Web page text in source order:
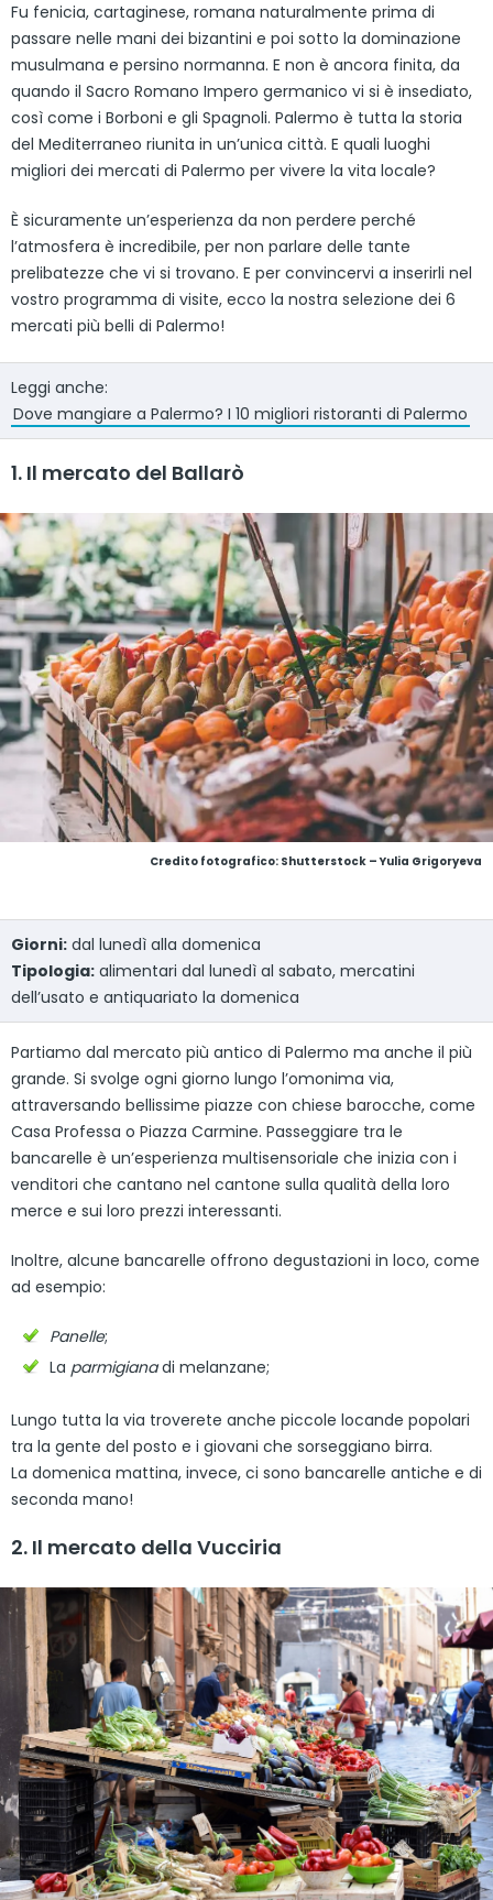
Fu fenicia, cartaginese, romana naturalmente prima di
passare nelle mani dei bizantini e poi sotto la dominazione
musulmana e persino normanna. E non è ancora finita, da
quando il Sacro Romano Impero germanico vi si è insediato,
così come i Borboni e gli Spagnoli. Palermo è tutta la storia
del Mediterraneo riunita in un’unica città. E quali luoghi
migliori dei mercati di Palermo per vivere la vita locale?
È sicuramente un’esperienza da non perdere perché
l’atmosfera è incredibile, per non parlare delle tante
prelibatezze che vi si trovano. E per convincervi a inserirli nel
vostro programma di visite, ecco la nostra selezione dei 6
mercati più belli di Palermo!
Leggi anche:
Dove mangiare a Palermo? I 10 migliori ristoranti di Palermo
1. Il mercato del Ballarò
Credito fotografico: Shutterstock – Yulia Grigoryeva
Giorni: dal lunedì alla domenica
Tipologia: alimentari dal lunedì al sabato, mercatini
dell’usato e antiquariato la domenica
Partiamo dal mercato più antico di Palermo ma anche il più
grande. Si svolge ogni giorno lungo l’omonima via,
attraversando bellissime piazze con chiese barocche, come
Casa Professa o Piazza Carmine. Passeggiare tra le
bancarelle è un’esperienza multisensoriale che inizia con i
venditori che cantano nel cantone sulla qualità della loro
merce e sui loro prezzi interessanti.
Inoltre, alcune bancarelle offrono degustazioni in loco, come
ad esempio:
Panelle;
La parmigianadi melanzane;
Lungo tutta la via troverete anche piccole locande popolari
tra la gente del posto e i giovani che sorseggiano birra.
La domenica mattina, invece, ci sono bancarelle antiche e di
seconda mano!
2. Il mercato della Vucciria